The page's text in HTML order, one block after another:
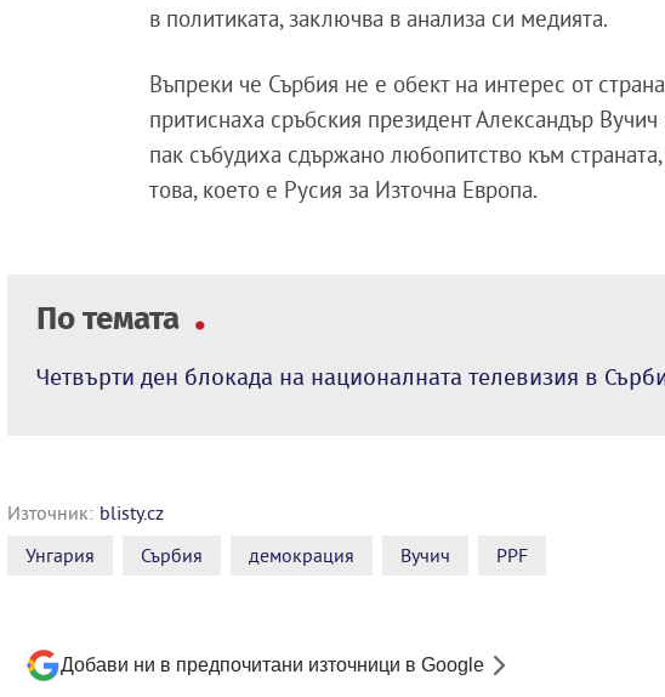
в политиката, заключва в анализа си медията.
Въпреки че Сърбия не е обект на интерес от
притиснаха сръбския президент Александър
пак събудиха сдържано любопитство към
това, което е Русия за Източна Европа.
По темата
Четвърти ден блокада на националната телевизия в
Източник: blisty.cz
Унгария
Сърбия демокрация Вучич PPF
Добави ни в предпочитани източници в Google